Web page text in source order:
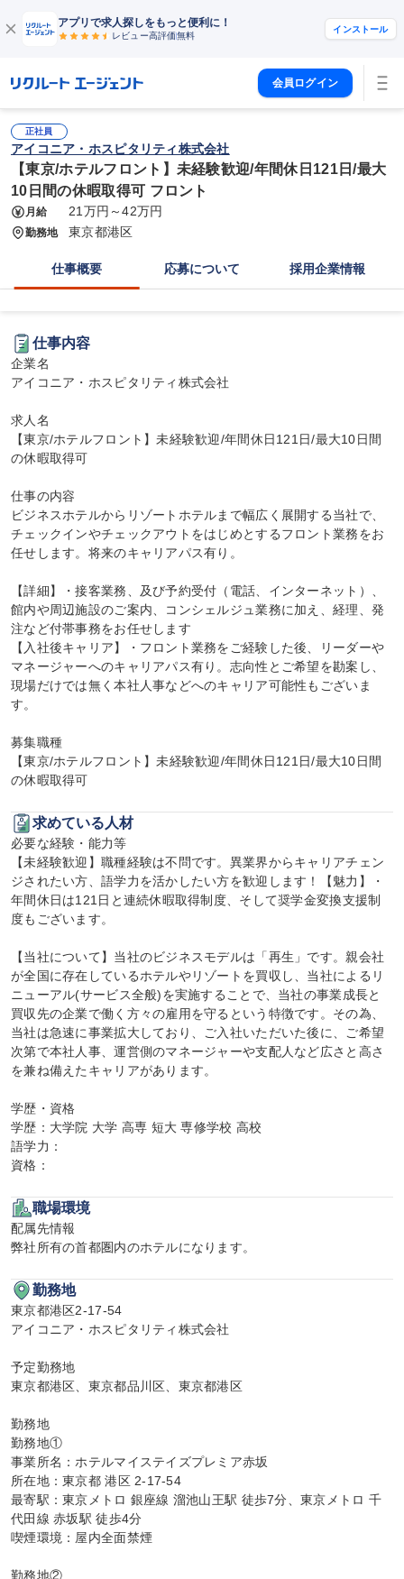
アプリで求人探しをもっと便利に！
レビュー高評価無料
インストール
会員ログイン
正社員
アイコニア・ホスピタリティ株式会社
【東京/ホテルフロント】未経験歓迎/年間休日121日/最大
10日間の休暇取得可 フロント
月給 21万円～42万円
勤務地 東京都港区
仕事概要 応募について 採用企業情報
仕事内容
企業名
アイコニア・ホスピタリティ株式会社
求人名
【東京/ホテルフロント】未経験歓迎/年間休日121日/最大10日間
の休暇取得可
仕事の内容
ビジネスホテルからリゾートホテルまで幅広く展開する当社で、
チェックインやチェックアウトをはじめとするフロント業務をお
任せします。将来のキャリアパス有り。
【詳細】・接客業務、及び予約受付（電話、インターネット）、
館内や周辺施設のご案内、コンシェルジュ業務に加え、経理、発
注など付帯事務をお任せします
【入社後キャリア】・フロント業務をご経験した後、リーダーや
マネージャーへのキャリアパス有り。志向性とご希望を勘案し、
現場だけでは無く本社人事などへのキャリア可能性もございま
す。
募集職種
【東京/ホテルフロント】未経験歓迎/年間休日121日/最大10日間
の休暇取得可
求めている人材
必要な経験・能力等
【未経験歓迎】職種経験は不問です。異業界からキャリアチェン
ジされたい方、語学力を活かしたい方を歓迎します！【魅力】・
年間休日は121日と連続休暇取得制度、そして奨学金変換支援制
度もございます。
【当社について】当社のビジネスモデルは「再生」です。親会社
が全国に存在しているホテルやリゾートを買収し、当社によるリ
ニューアル(サービス全般)を実施することで、当社の事業成長と
買収先の企業で働く方々の雇用を守るという特徴です。その為、
当社は急速に事業拡大しており、ご入社いただいた後に、ご希望
次第で本社人事、運営側のマネージャーや支配人など広さと高さ
を兼ね備えたキャリアがあります。
学歴・資格
学歴：大学院 大学 高専 短大 専修学校 高校
語学力：
資格：
職場環境
配属先情報
弊社所有の首都圏内のホテルになります。
勤務地
東京都港区2-17-54
アイコニア・ホスピタリティ株式会社
予定勤務地
東京都港区、東京都品川区、東京都港区
勤務地
勤務地①
事業所名：ホテルマイステイズプレミア赤坂
所在地：東京都 港区 2-17-54
最寄駅：東京メトロ 銀座線 溜池山王駅 徒歩7分、東京メトロ 千
代田線 赤坂駅 徒歩4分
喫煙環境：屋内全面禁煙
勤務地②